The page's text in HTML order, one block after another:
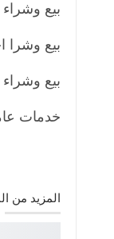
بيع
بيع وشرا
المزيد من
بيع
خدمات